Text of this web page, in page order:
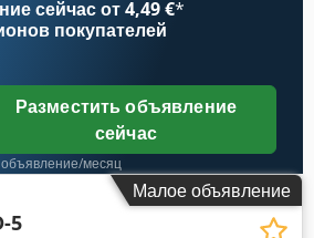
эту машину и наш сервис: ✔
доставка непосредственно на
🔄 Рассматриваете
для всех владельцев и
сейчас от 4,49 €*
покупателей
Разместить объявление
сейчас
месяц
Малое объявление
5